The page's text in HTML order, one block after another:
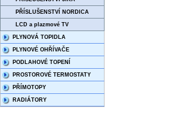
PŘÍSLUŠENSTVÍ NORDICA
LCD a plazmové TV
PLYNOVÁ TOPIDLA
PLYNOVÉ OHŘÍVAČE
PODLAHOVÉ TOPENÍ
PROSTOROVÉ TERMOSTATY
PŘÍMOTOPY
RADIÁTORY